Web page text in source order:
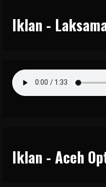
Iklan -
Iklan - Aceh